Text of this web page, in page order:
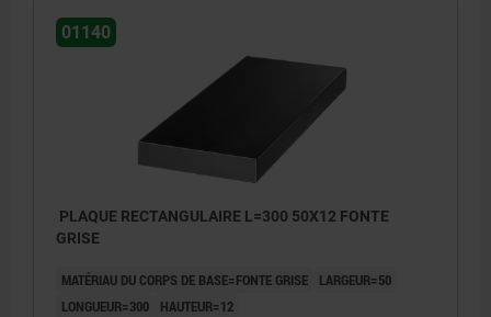
01140
PLAQUE RECTANGULAIRE L=300 50X12 FONTE
GRISE
MATÉRIAU DU CORPS DE BASE=FONTE GRISE
LARGEUR=50
LONGUEUR=300
HAUTEUR=12